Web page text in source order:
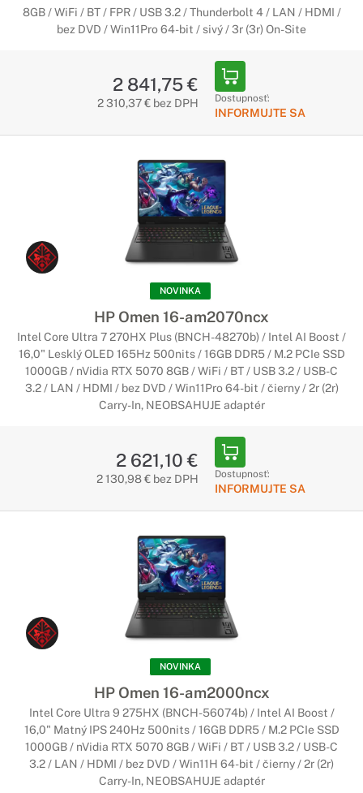
používateľov.
Začína nová éra umelej inteligencie
Najrýchlejšie a najinteligentnejšie notebooky so systémom
vašu produktivitu a kreativitu.
8GB / WiFi / BT / FPR / USB 3.2 / Thunderbolt 4 / LAN / HDMI /
bez DVD / Win11Pro 64-bit / sivý / 3r (3r) On-Site
2 841,75 €
2 310,37 € bez DPH Dostupnosť:
INFORMUJTE SA
NOVINKA
HP Omen 16-am2070ncx
Intel Core Ultra 7 270HX Plus (BNCH-48270b) / Intel AI Boost /
16,0" Lesklý OLED 165Hz 500nits / 16GB DDR5 / M.2 PCIe SSD
1000GB / nVidia RTX 5070 8GB / WiFi / BT / USB 3.2 / USB-C
3.2 / LAN / HDMI / bez DVD / Win11Pro 64-bit / čierny / 2r (2r)
Carry-In, NEOBSAHUJE adaptér
2 621,10 €
2 130,98 € bez DPH Dostupnosť:
INFORMUJTE SA
NOVINKA
HP Omen 16-am2000ncx
Intel Core Ultra 9 275HX (BNCH-56074b) / Intel AI Boost /
16,0" Matný IPS 240Hz 500nits / 16GB DDR5 / M.2 PCIe SSD
1000GB / nVidia RTX 5070 8GB / WiFi / BT / USB 3.2 / USB-C
3.2 / LAN / HDMI / bez DVD / Win11H 64-bit / čierny / 2r (2r)
Carry-In, NEOBSAHUJE adaptér